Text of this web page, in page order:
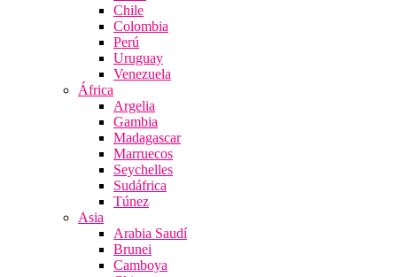
Chile
Colombia
Perú
Uruguay
Venezuela
África
Argelia
Gambia
Madagascar
Marruecos
Seychelles
Sudáfrica
Túnez
Asia
Arabia Saudí
Brunei
Camboya